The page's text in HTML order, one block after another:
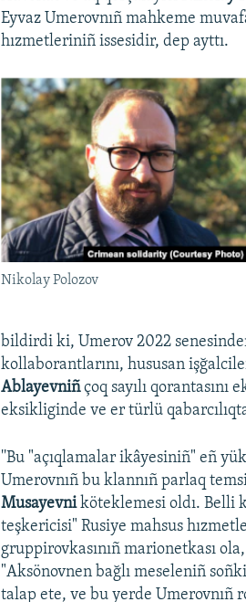
Eyvaz Umerovnıñ mahkeme
hızmetleriniñ issesidir, dep ayttı.
Nikolay Polozov
bildirdi ki, Umerov 2022
kollaborantlarını, hususan
Ablayevniñçoq sayılı qorantasını
eksikliginde ve er türlü
''Bu "açıqlamalar ikâyesiniñ" eñ
Umerovnıñ bu klannıñ parlaq
Musayevniköteklemesi oldı. Belli
teşkericisi" Rusiye mahsus
gruppirovkasınıñ marionetkası
"Aksönovnen bağlı meseleniñ
talap ete, ve bu yerde Umerovnıñ